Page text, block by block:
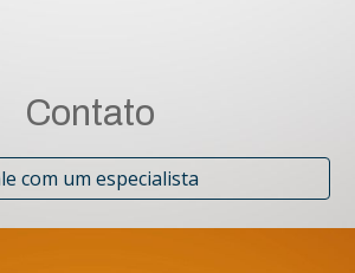
Contato
com um especialista